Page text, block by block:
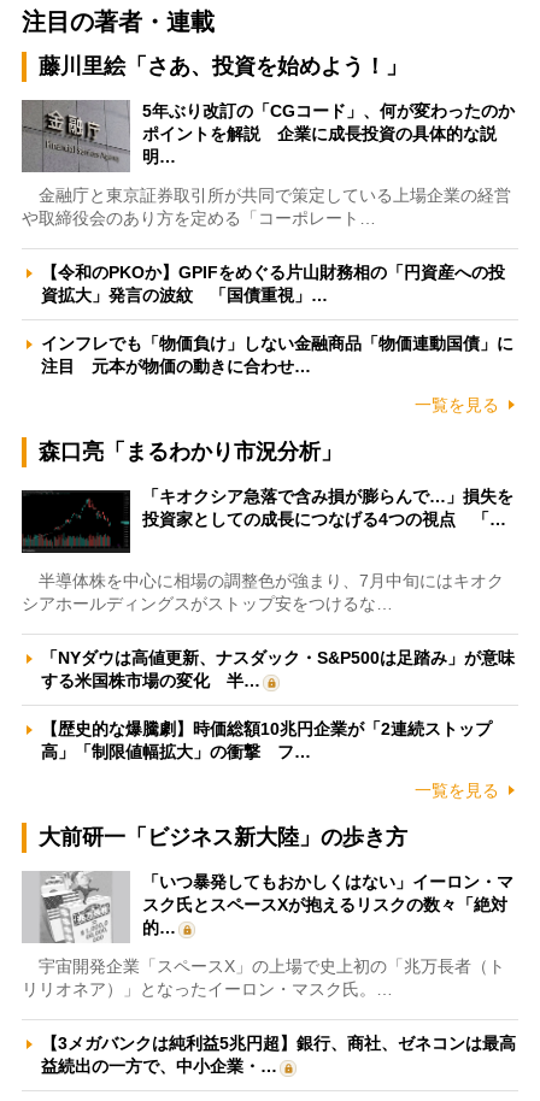
注目の著者・連載
藤川里絵「さあ、投資を始めよう！」
5年ぶり改訂の「CGコード」、何が変わったのか
ポイントを解説 企業に成長投資の具体的な説
明…
金融庁と東京証券取引所が共同で策定している上場企業の経営
や取締役会のあり方を定める「コーポレート…
【令和のPKOか】GPIFをめぐる片山財務相の「円資産への投
資拡大」発言の波紋 「国債重視」…
インフレでも「物価負け」しない金融商品「物価連動国債」に
注目 元本が物価の動きに合わせ…
一覧を見る
森口亮「まるわかり市況分析」
「キオクシア急落で含み損が膨らんで…」損失を
投資家としての成長につなげる4つの視点 「…
半導体株を中心に相場の調整色が強まり、7月中旬にはキオク
シアホールディングスがストップ安をつけるな…
「NYダウは高値更新、ナスダック・S&P500は足踏み」が意味
する米国株市場の変化 半…
【歴史的な爆騰劇】時価総額10兆円企業が「2連続ストップ
高」「制限値幅拡大」の衝撃 フ…
一覧を見る
大前研一「ビジネス新大陸」の歩き方
「いつ暴発してもおかしくはない」イーロン・マ
スク氏とスペースXが抱えるリスクの数々「絶対
的…
宇宙開発企業「スペースX」の上場で史上初の「兆万長者（ト
リリオネア）」となったイーロン・マスク氏。…
【3メガバンクは純利益5兆円超】銀行、商社、ゼネコンは最高
益続出の一方で、中小企業・…